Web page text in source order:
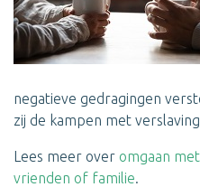
negatieve gedragingen
zij de kampen met
Lees meer over omgaan
vrienden of familie.